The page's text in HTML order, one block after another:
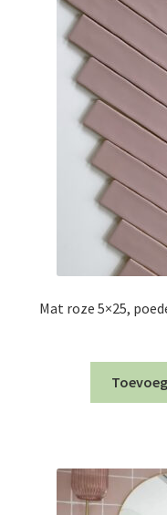
Mat roze 5×25,